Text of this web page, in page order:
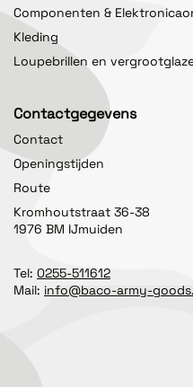
Componenten &
Kleding
Loupebrillen en
Contactgegevens
Contact
Openingstijden
Route
Kromhoutstraat 36-38
1976 BM IJmuiden
Tel: 0255-511612
Mail: info@baco-army-